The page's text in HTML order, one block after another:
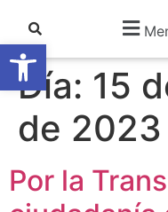
Abrir barra
Día: 15
de 2023
Por la